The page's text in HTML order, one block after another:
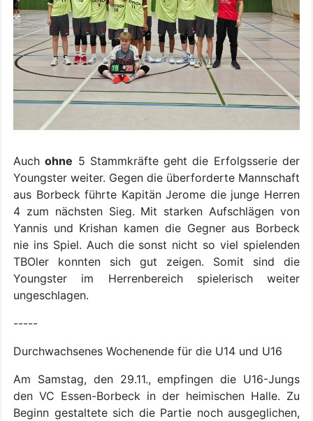
Auchohne 5 Stammkräfte geht die Erfolgsserie der
Youngster weiter. Gegen die überforderte Mannschaft
aus Borbeck führte Kapitän Jerome die junge Herren
4 zum nächsten Sieg. Mit starken Aufschlägen von
Yannis und Krishan kamen die Gegner aus Borbeck
nie ins Spiel. Auch die sonst nicht so viel spielenden
TBOler konnten sich gut zeigen. Somit sind die
Youngster im Herrenbereich spielerisch weiter
ungeschlagen.
-----
Durchwachsenes Wochenende für die U14 und U16
Am Samstag, den 29.11., empfingen die U16-Jungs
den VC Essen-Borbeck in der heimischen Halle. Zu
Beginn gestaltete sich die Partie noch ausgeglichen,